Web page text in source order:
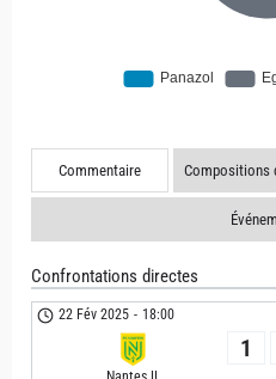
Commentaire Compositions
Confrontations directes
22 Fév 2025 - 18:00
1